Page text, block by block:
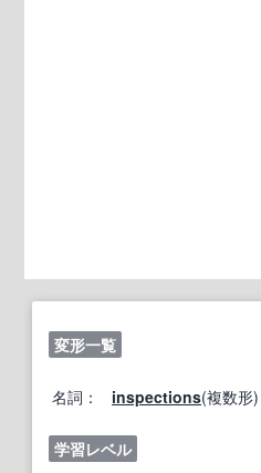
変形一覧
名詞： inspections(複数形)
学習レベル